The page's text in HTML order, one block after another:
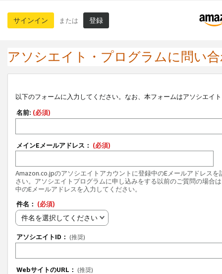
サインイン または 登録
アソシエイト・プログラムに問い
以下のフォームに入力してください。なお、本フォームはアソシエイ
名前: (必須)
メインEメールアドレス： (必須)
Amazon.co.jpのアソシエイトアカウントに登録中のEメールアドレスを
さい。アソシエイトプログラムに申し込みをする以前のご質問の場合
中のEメールアドレスを入力してください。
件名： (必須)
件名を選択してください
アソシエイトID： (推奨)
WebサイトのURL： (推奨)